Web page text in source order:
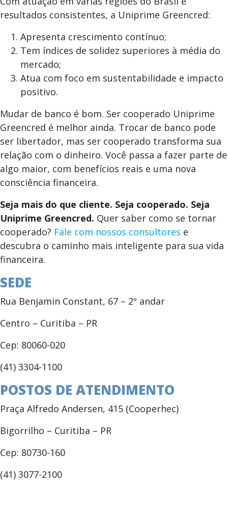
resultados consistentes, a Uniprime Greencred:
Apresenta crescimento contínuo;
Tem índices de solidez superiores à média do
mercado;
Atua com foco em sustentabilidade e impacto
positivo.
Mudar de banco é bom. Ser cooperado Uniprime
Greencred é melhor ainda. Trocar de banco pode
ser libertador, mas ser cooperado transforma sua
relação com o dinheiro. Você passa a fazer parte de
algo maior, com benefícios reais e uma nova
consciência financeira.
Seja mais do que cliente. Seja cooperado. Seja
Uniprime Greencred. Quer saber como se tornar
cooperado? Fale com nossos consultores e
descubra o caminho mais inteligente para sua vida
financeira.
SEDE
Rua Benjamin Constant, 67 – 2º andar
Centro – Curitiba – PR
Cep: 80060-020
(41) 3304-1100
POSTOS DE ATENDIMENTO
Praça Alfredo Andersen, 415 (Cooperhec)
Bigorrilho – Curitiba – PR
Cep: 80730-160
(41) 3077-2100